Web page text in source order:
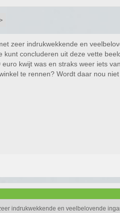
zeer indrukwekkende en
kunt concluderen uit deze vette
kwijt was en straks weer iets
te rennen? Wordt daar nou
indrukwekkende en veelbelovende